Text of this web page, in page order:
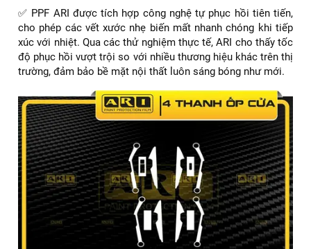
✅ PPF ARI được tích hợp công nghệ tự phục hồi tiên tiến,
cho phép các vết xước nhẹ biến mất nhanh chóng khi tiếp
xúc với nhiệt. Qua các thử nghiệm thực tế, ARI cho thấy tốc
độ phục hồi vượt trội so với nhiều thương hiệu khác trên thị
trường, đảm bảo bề mặt nội thất luôn sáng bóng như mới.